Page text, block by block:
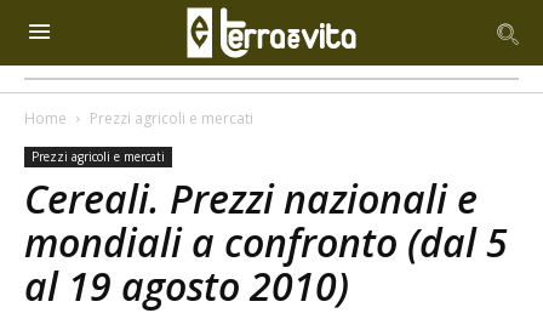
Home Prezzi agricoli e mercati
Prezzi agricoli e mercati
Cereali. Prezzi nazionali e
mondiali a confronto (dal 5
al 19 agosto 2010)